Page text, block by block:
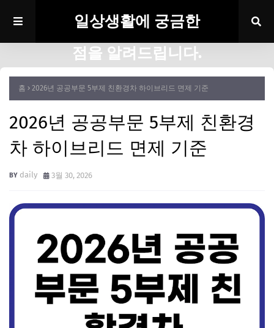
일상생활에 궁금한
점을 알려드립니다.
홈 2026년 공공부문 5부제 친환경차 하이브리드 면제 기준
2026년 공공부문 5부제 친환경
차 하이브리드 면제 기준
daily 3월 30, 2026